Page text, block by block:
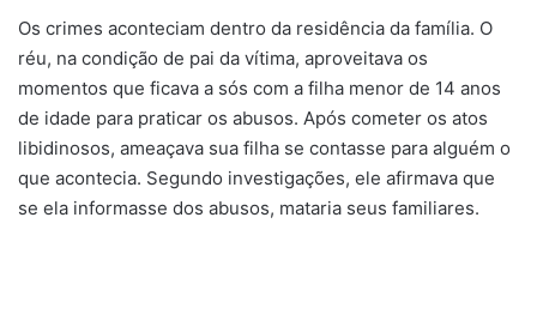
Os crimes aconteciam dentro da residência da família. O
réu, na condição de pai da vítima, aproveitava os
momentos que ficava a sós com a filha menor de 14 anos
de idade para praticar os abusos. Após cometer os atos
libidinosos, ameaçava sua filha se contasse para alguém o
que acontecia. Segundo investigações, ele afirmava que
se ela informasse dos abusos, mataria seus familiares.